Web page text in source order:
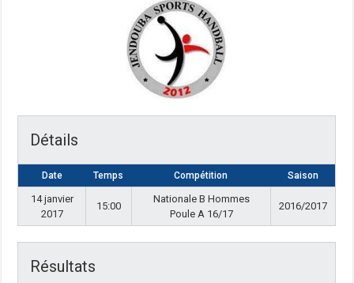
Détails
Date Temps Compétition Saison
14 janvier
2017
15:00
Nationale B Hommes
Poule A 16/17
2016/2017
Résultats